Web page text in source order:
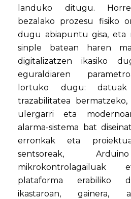
landuko ditugu.
bezalako prozesu fisiko
dugu abiapuntu gisa, eta
sinple batean haren
digitalizatzen ikasiko
eguraldiaren
lortuko dugu:
trazabilitatea
ulergarri eta
alarma-sistema bat
erronkak eta
sentsoreak,
mikrokontrolagailuak
plataforma erabiliko
ikastaroan, gainera,